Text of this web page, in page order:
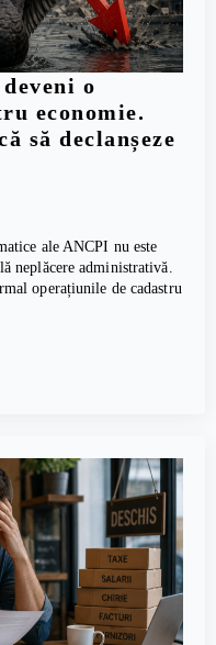
o
economie.
să declanșeze
ale ANCPI nu este
neplăcere administrativă.
operațiunile de cadastru